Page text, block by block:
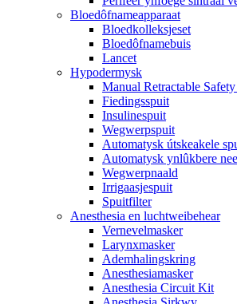
Bloedôfnameapparaat
Bloedkolleksjeset
Bloedôfnamebuis
Lancet
Hypodermysk
Manual Retractable
Fiedingsspuit
Insulinespuit
Wegwerpspuit
Automatysk útskeakele
Automatysk ynlûkbere
Wegwerpnaald
Irrigaasjespuit
Spuitfilter
Anesthesia en luchtweibehear
Vernevelmasker
Larynxmasker
Ademhalingskring
Anesthesiamasker
Anesthesia Circuit Kit